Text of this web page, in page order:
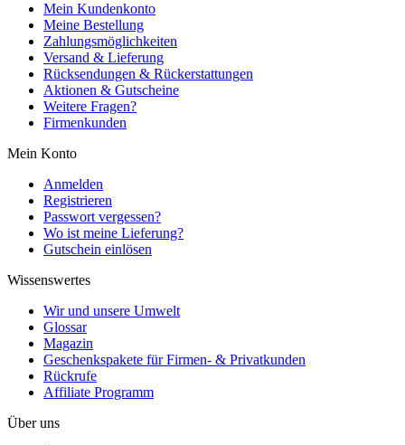
Mein Kundenkonto
Meine Bestellung
Zahlungsmöglichkeiten
Versand & Lieferung
Rücksendungen & Rückerstattungen
Aktionen & Gutscheine
Weitere Fragen?
Firmenkunden
Mein Konto
Anmelden
Registrieren
Passwort vergessen?
Wo ist meine Lieferung?
Gutschein einlösen
Wissenswertes
Wir und unsere Umwelt
Glossar
Magazin
Geschenkspakete für Firmen- & Privatkunden
Rückrufe
Affiliate Programm
Über uns